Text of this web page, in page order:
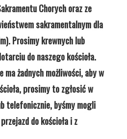
Chorych oraz ze
sakramentalnym dla
Prosimy krewnych lub
do naszego kościoła.
ma żadnych możliwości, aby w
prosimy to zgłosić w
telefonicznie, byśmy mogli
do kościoła i z